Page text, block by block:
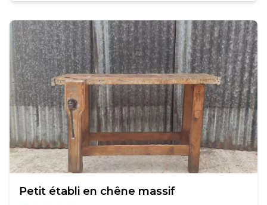
Petit établi en chêne massif